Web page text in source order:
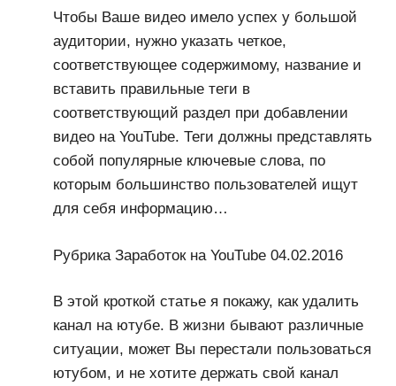
Чтобы Ваше видео имело успех у большой
аудитории, нужно указать четкое,
соответствующее содержимому, название и
вставить правильные теги в
соответствующий раздел при добавлении
видео на YouTube. Теги должны представлять
собой популярные ключевые слова, по
которым большинство пользователей ищут
для себя информацию…
Рубрика Заработок на YouTube 04.02.2016
В этой кроткой статье я покажу, как удалить
канал на ютубе. В жизни бывают различные
ситуации, может Вы перестали пользоваться
ютубом, и не хотите держать свой канал